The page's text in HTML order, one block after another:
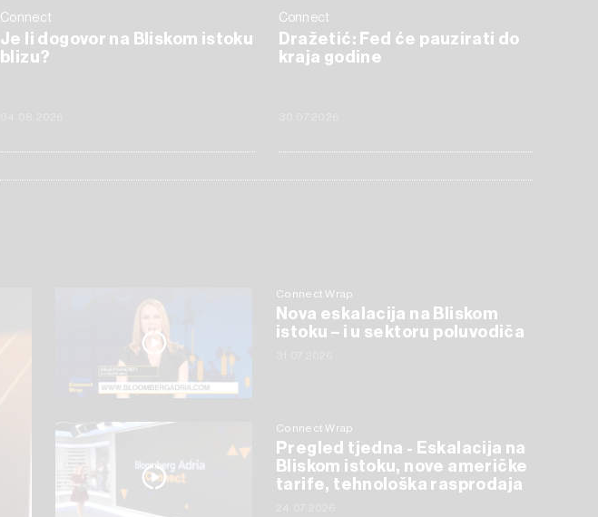
Connect
Je li dogovor na Bliskom istoku
blizu?
Connect
Dražetić: Fed će pauzirati do
kraja godine
Connect Wrap
Nova eskalacija na Bliskom
istoku – i u sektoru poluvodiča
Connect Wrap
Pregled tjedna - Eskalacija na
Bliskom istoku, nove američke
tarife, tehnološka rasprodaja